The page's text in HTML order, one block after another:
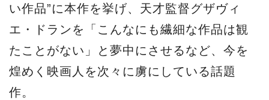
い作品”に本作を挙げ、天才監督グザヴィ
エ・ドランを「こんなにも繊細な作品は観
たことがない」と夢中にさせるなど、今を
煌めく映画人を次々に虜にしている話題
作。